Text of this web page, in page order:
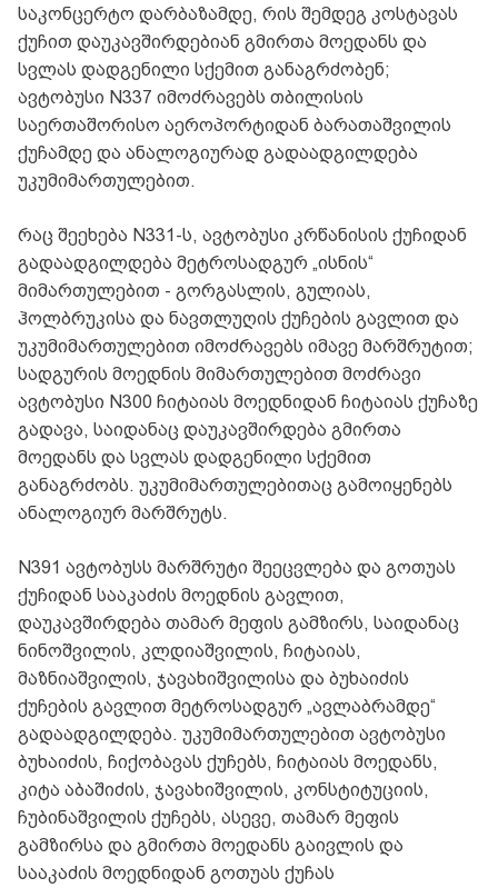
საკონცერტო დარბაზამდე, რის შემდეგ კოსტავას
ქუჩით დაუკავშირდებიან გმირთა მოედანს და
სვლას დადგენილი სქემით განაგრძობენ;
ავტობუსი N337 იმოძრავებს თბილისის
საერთაშორისო აეროპორტიდან ბარათაშვილის
ქუჩამდე და ანალოგიურად გადაადგილდება
უკუმიმართულებით.
რაც შეეხება N331-ს, ავტობუსი კრწანისის ქუჩიდან
გადაადგილდება მეტროსადგურ „ისნის“
მიმართულებით - გორგასლის, გულიას,
ჰოლბრუკისა და ნავთლუღის ქუჩების გავლით და
უკუმიმართულებით იმოძრავებს იმავე მარშრუტით;
სადგურის მოედნის მიმართულებით მოძრავი
ავტობუსი N300 ჩიტაიას მოედნიდან ჩიტაიას ქუჩაზე
გადავა, საიდანაც დაუკავშირდება გმირთა
მოედანს და სვლას დადგენილი სქემით
განაგრძობს. უკუმიმართულებითაც გამოიყენებს
ანალოგიურ მარშრუტს.
N391 ავტობუსს მარშრუტი შეეცვლება და გოთუას
ქუჩიდან სააკაძის მოედნის გავლით,
დაუკავშირდება თამარ მეფის გამზირს, საიდანაც
ნინოშვილის, კლდიაშვილის, ჩიტაიას,
მაზნიაშვილის, ჯავახიშვილისა და ბუხაიძის
ქუჩების გავლით მეტროსადგურ „ავლაბრამდე“
გადაადგილდება. უკუმიმართულებით ავტობუსი
ბუხაიძის, ჩიქობავას ქუჩებს, ჩიტაიას მოედანს,
კიტა აბაშიძის, ჯავახიშვილის, კონსტიტუციის,
ჩუბინაშვილის ქუჩებს, ასევე, თამარ მეფის
გამზირსა და გმირთა მოედანს გაივლის და
სააკაძის მოედნიდან გოთუას ქუჩას